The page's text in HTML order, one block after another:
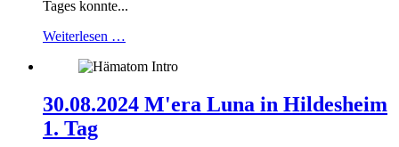
Tages konnte...
Weiterlesen …
30.08.2024 M'era Luna in Hildesheim
1. Tag